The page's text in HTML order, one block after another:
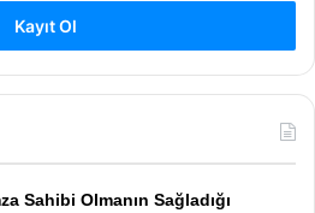
Kayıt Ol
Sahibi Olmanın Sağladığı